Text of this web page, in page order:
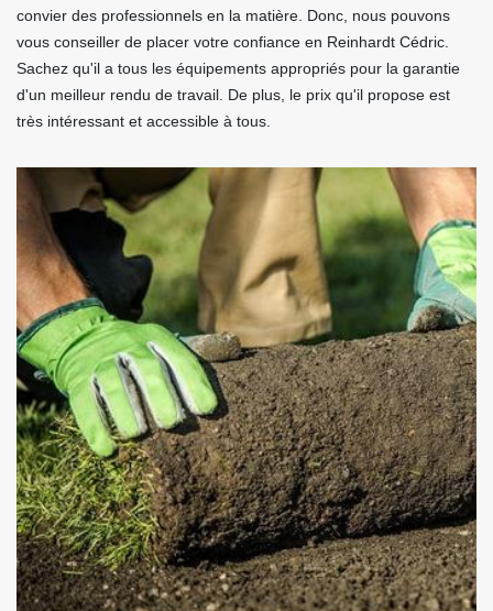
convier des professionnels en la matière. Donc, nous pouvons
vous conseiller de placer votre confiance en Reinhardt Cédric.
Sachez qu'il a tous les équipements appropriés pour la garantie
d'un meilleur rendu de travail. De plus, le prix qu'il propose est
très intéressant et accessible à tous.